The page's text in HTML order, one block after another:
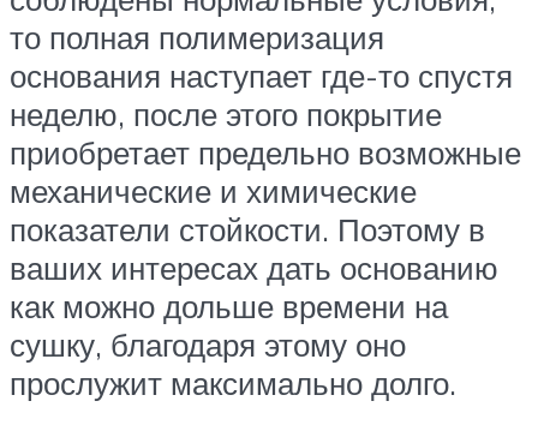
то полная полимеризация
основания наступает где-то спустя
неделю, после этого покрытие
приобретает предельно возможные
механические и химические
показатели стойкости. Поэтому в
ваших интересах дать основанию
как можно дольше времени на
сушку, благодаря этому оно
прослужит максимально долго.